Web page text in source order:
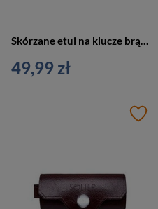
Skórzane etui na klucze brązowe vintage SOLIER SA11
49,99 zł